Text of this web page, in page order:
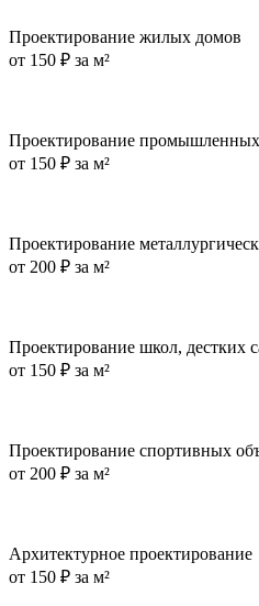
Проектирование жилых домов
от 150 ₽ за м²
Проектирование
от 150 ₽ за м²
Проектирование
от 200 ₽ за м²
Проектирование школ, дестких
от 150 ₽ за м²
Проектирование спортивных
от 200 ₽ за м²
Архитектурное проектирование
от 150 ₽ за м²